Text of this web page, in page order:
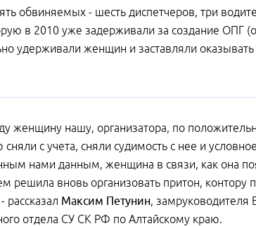
обвиняемых - шесть диспетчеров, три
в 2010 уже задерживали за создание ОПГ
удерживали женщин и заставляли оказывать
женщину нашу, организатора, по
с учета, сняли судимость с нее и
нами данным, женщина в связи, как она
решила вновь организовать притон, контору
рассказал Максим Петунин, замруководителя
отдела СУ СК РФ по Алтайскому краю.